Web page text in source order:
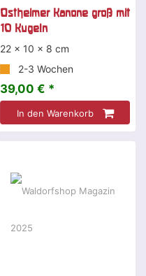
Ostheimer Kanone groß mit
10 Kugeln
22 x 10 x 8 cm
2-3 Wochen
39,00 € *
In den Warenkorb